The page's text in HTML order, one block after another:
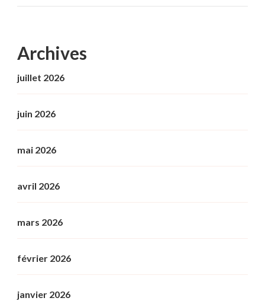
Archives
juillet 2026
juin 2026
mai 2026
avril 2026
mars 2026
février 2026
janvier 2026